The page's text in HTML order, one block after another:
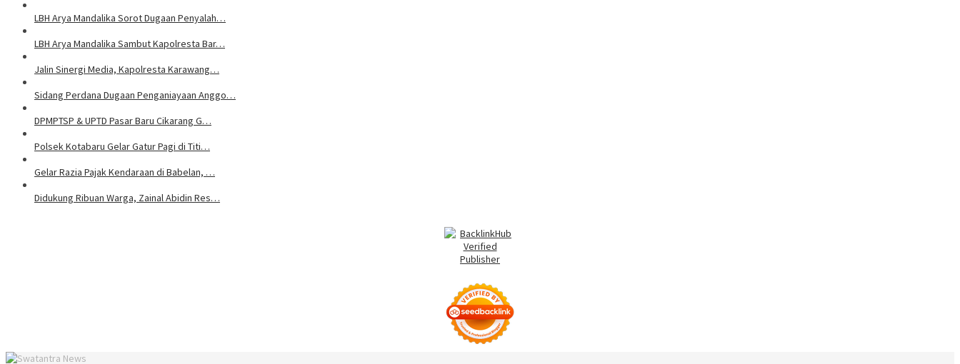
LBH Arya Mandalika Sorot Dugaan Penyalah…
LBH Arya Mandalika Sambut Kapolresta Bar…
Jalin Sinergi Media, Kapolresta Karawang…
Sidang Perdana Dugaan Penganiayaan Anggo…
DPMPTSP & UPTD Pasar Baru Cikarang G…
Polsek Kotabaru Gelar Gatur Pagi di Titi…
Gelar Razia Pajak Kendaraan di Babelan, …
Didukung Ribuan Warga, Zainal Abidin Res…